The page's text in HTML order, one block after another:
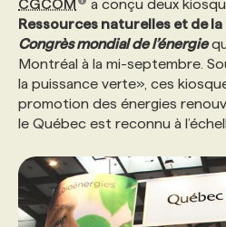
INITIATIVES
PRIX ET
TENDANCES
MARKETING
GEO/SEO
ÉVÉNEMENTIEL
NOS AUTEUR‧RICES
ANNONCEZ AVEC NOUS
PROFIL ENTREPRISE
FAQ
ANNONCEZ AVEC
PROFIL CANDIDAT
ANNONCEZ AVEC NOUS
NOS PARCOURS DE
FORMATIONS
NOS FORMATEUR‧RICES
POURQUOI CHOISIR
SERVICE DE CHASSE DE
NOS TARIFS
NOS EXPERTISES
FAQ
CGCOM a conçu deux
Ressources naturelles et de la
Congrès mondial de l’énergie
Montréal à la mi-septembre.
la puissance verte», ces
promotion des énergies
le Québec est reconnu à